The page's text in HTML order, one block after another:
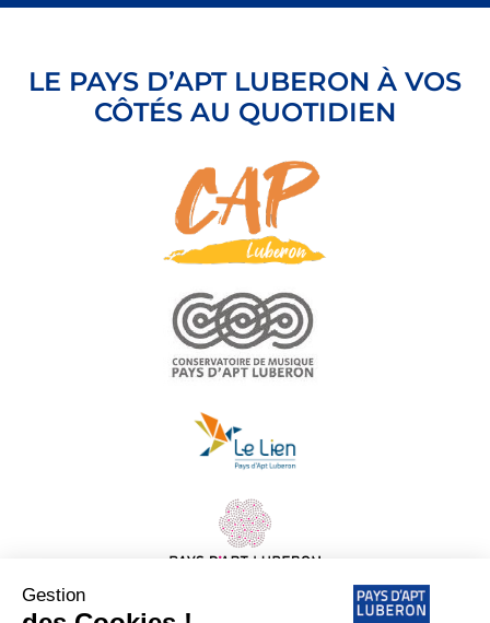
LE PAYS D’APT LUBERON À VOS
CÔTÉS AU QUOTIDIEN